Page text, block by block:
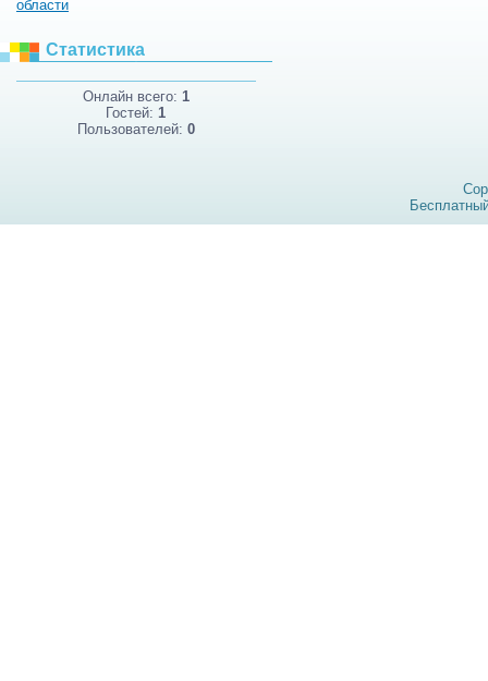
области
Статистика
Онлайн всего: 1
Гостей:1
Пользователей: 0